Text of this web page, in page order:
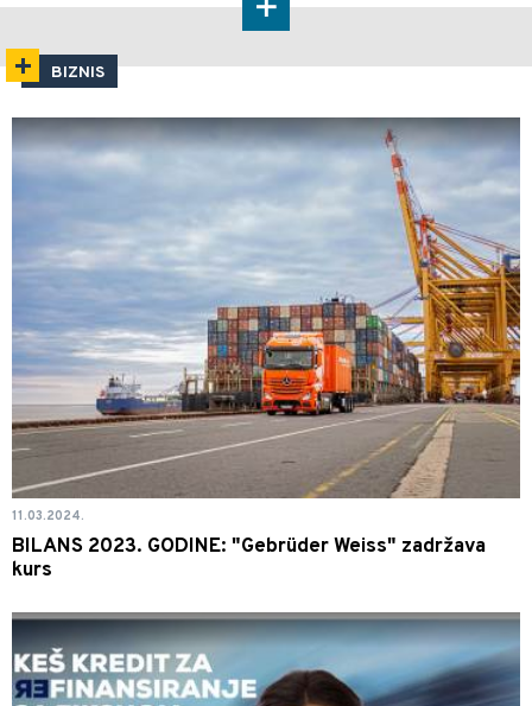
BIZNIS
11.03.2024.
BILANS 2023. GODINE: "Gebrüder Weiss" zadržava
kurs